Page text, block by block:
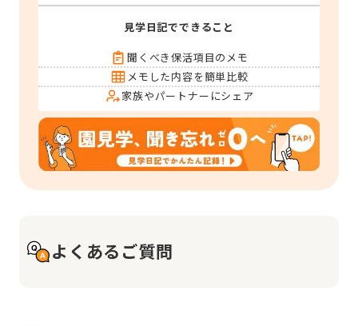
見学日記でできること
聞くべき保活項目のメモ
メモした内容を簡単比較
家族やパートナーにシェア
よくあるご質問